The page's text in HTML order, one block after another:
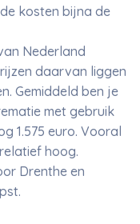
kosten bijna de
Nederland
daarvan liggen
Gemiddeld ben je
met gebruik
1.575 euro. Vooral
hoog.
Drenthe en